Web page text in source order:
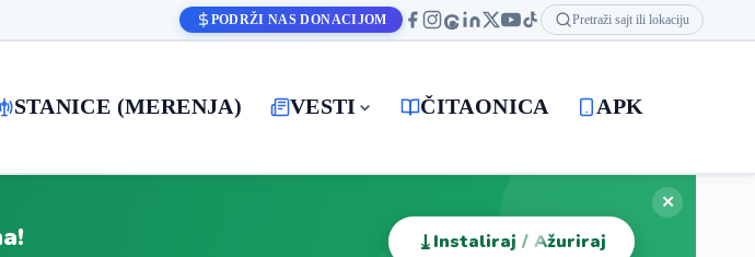
PODRŽI NAS DONACIJOM Pretraži sajt ili lokaciju
STANICE (MERENJA) VESTI ČITAONICA APK
⤓Instaliraj / Ažuriraj
✕